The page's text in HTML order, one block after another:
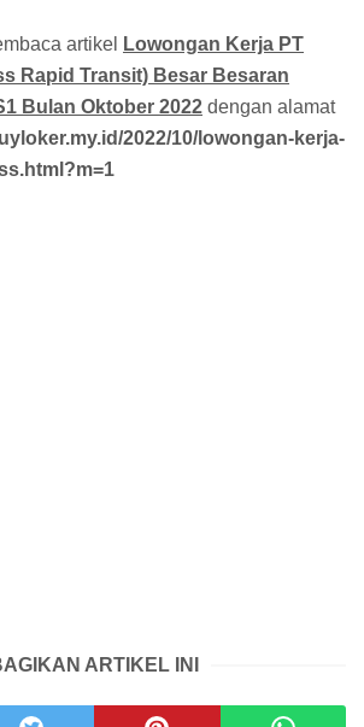
artikel
Lowongan Kerja PT
Rapid Transit) Besar Besaran
Bulan Oktober 2022 dengan alamat
2022/10/lowongan-kerja-
ARTIKEL INI